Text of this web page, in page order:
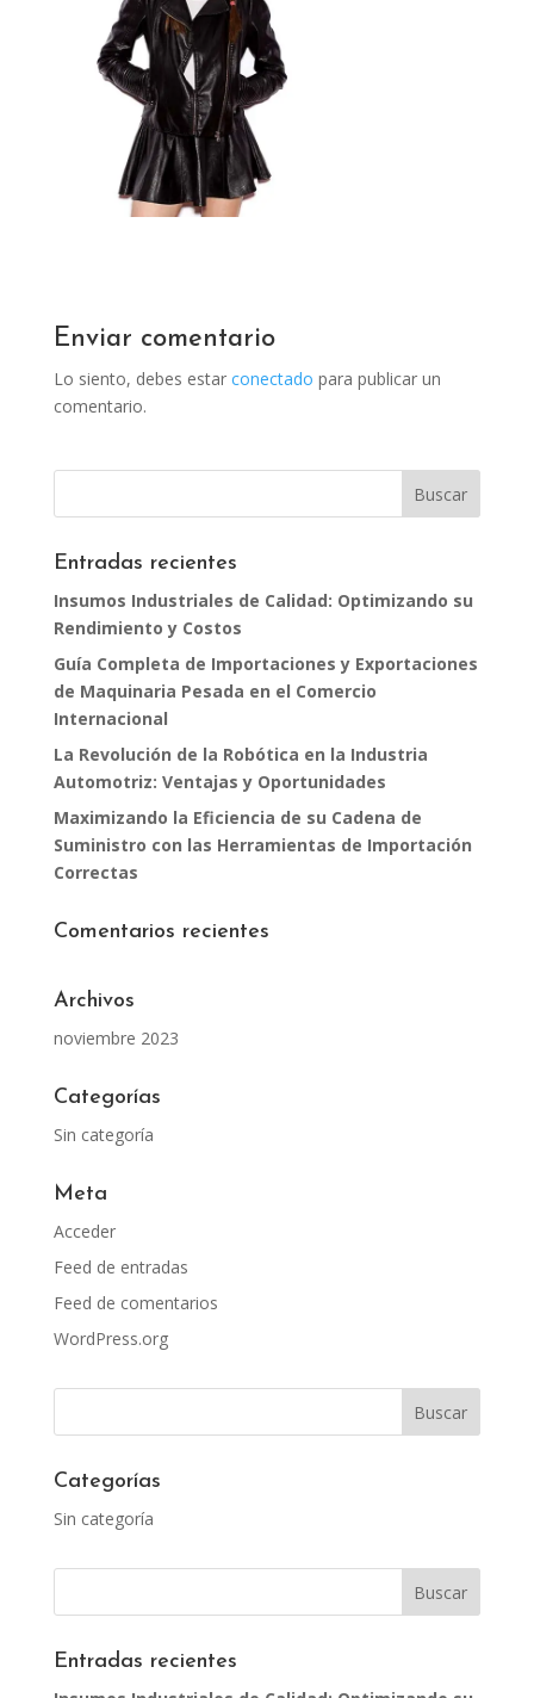
Enviar comentario
Lo siento, debes estar conectado para publicar un
comentario.
Entradas recientes
Insumos Industriales de Calidad: Optimizando su
Rendimiento y Costos
Guía Completa de Importaciones y Exportaciones
de Maquinaria Pesada en el Comercio
Internacional
La Revolución de la Robótica en la Industria
Automotriz: Ventajas y Oportunidades
Maximizando la Eficiencia de su Cadena de
Suministro con las Herramientas de Importación
Correctas
Comentarios recientes
Archivos
noviembre 2023
Categorías
Sin categoría
Meta
Acceder
Feed de entradas
Feed de comentarios
WordPress.org
Categorías
Sin categoría
Entradas recientes